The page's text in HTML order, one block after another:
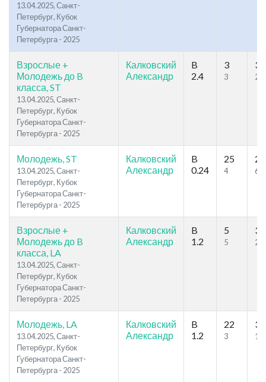
13.04.2025, Санкт-
Петербург, Кубок
Губернатора Санкт-
Петербурга - 2025
Взрослые +
Молодежь до B
класса, ST
13.04.2025, Санкт-
Петербург, Кубок
Губернатора Санкт-
Петербурга - 2025
Калковский
Александр
B
2.4
3
3
33
23
Молодежь, ST
13.04.2025, Санкт-
Петербург, Кубок
Губернатора Санкт-
Петербурга - 2025
Калковский
Александр
B
0.24
25
4
29
6
Взрослые +
Молодежь до B
класса, LA
13.04.2025, Санкт-
Петербург, Кубок
Губернатора Санкт-
Петербурга - 2025
Калковский
Александр
B
1.2
5
5
39
26
Молодежь, LA
13.04.2025, Санкт-
Петербург, Кубок
Губернатора Санкт-
Петербурга - 2025
Калковский
Александр
B
1.2
22
3
30
10